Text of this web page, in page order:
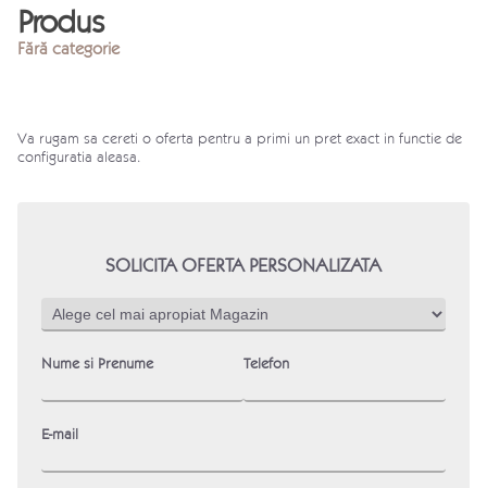
Produs
Fără categorie
Va rugam sa cereti o oferta pentru a primi un pret exact in functie de
configuratia aleasa.
SOLICITA OFERTA PERSONALIZATA
Nume si Prenume Telefon
E-mail